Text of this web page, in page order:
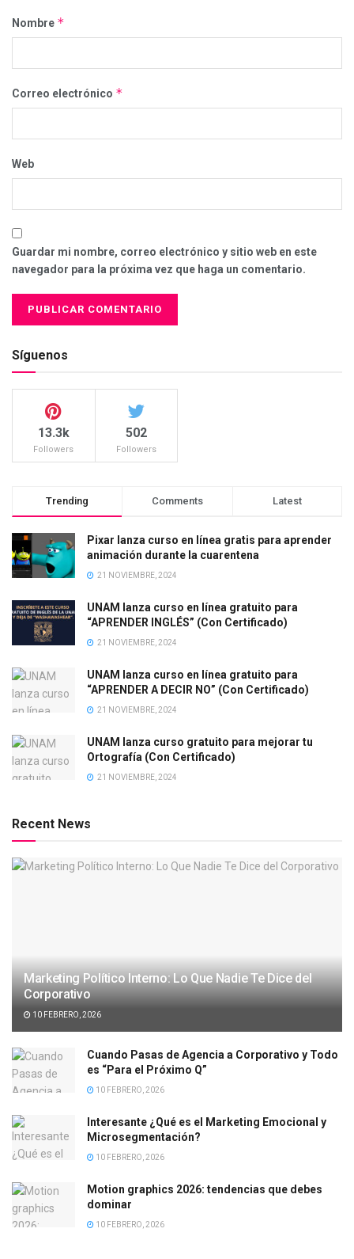
Nombre *
Correo electrónico *
Web
Guardar mi nombre, correo electrónico y sitio web en este
navegador para la próxima vez que haga un comentario.
Síguenos
13.3k
Followers
502
Followers
Trending Comments Latest
Pixar lanza curso en línea gratis para aprender
animación durante la cuarentena
21 NOVIEMBRE, 2024
UNAM lanza curso en línea gratuito para
“APRENDER INGLÉS” (Con Certificado)
21 NOVIEMBRE, 2024
UNAM lanza curso en línea gratuito para
“APRENDER A DECIR NO” (Con Certificado)
21 NOVIEMBRE, 2024
UNAM lanza curso gratuito para mejorar tu
Ortografía (Con Certificado)
21 NOVIEMBRE, 2024
Recent News
Marketing Político Interno: Lo Que Nadie Te Dice del
Corporativo
10 FEBRERO, 2026
Cuando Pasas de Agencia a Corporativo y Todo
es “Para el Próximo Q”
10 FEBRERO, 2026
Interesante ¿Qué es el Marketing Emocional y
Microsegmentación?
10 FEBRERO, 2026
Motion graphics 2026: tendencias que debes
dominar
10 FEBRERO, 2026